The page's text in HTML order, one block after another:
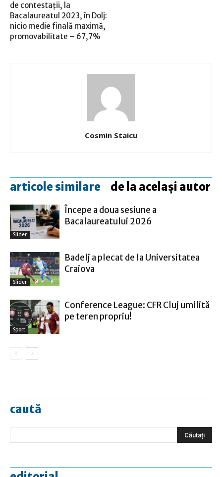
de contestaţii, la
Bacalaureatul 2023, în Dolj:
nicio medie finală maximă,
promovabilitate – 67,7%
Cosmin Staicu
articole similare de la același autor
Slider
Începe a doua sesiune a
Bacalaureatului 2026
Slider
Badelj a plecat de la Universitatea
Craiova
Sport
Conference League: CFR Cluj umilită
pe teren propriu!
caută